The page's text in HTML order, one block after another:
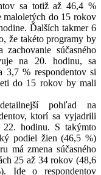
sa totiž až 46,4 %
maloletých do 15 rokov
Ďalších takmer 6
že takéto programy by
súčasného
na 20. hodinu, sa
% respondentov si
do 15 rokov by mali
pohľad na
ktorí sa vyjadrili
22. hodinu. S takýmto
podiel žien (46,5 %)
má zmena súčasného
25 až 34 rokov (48,6
o respondentov